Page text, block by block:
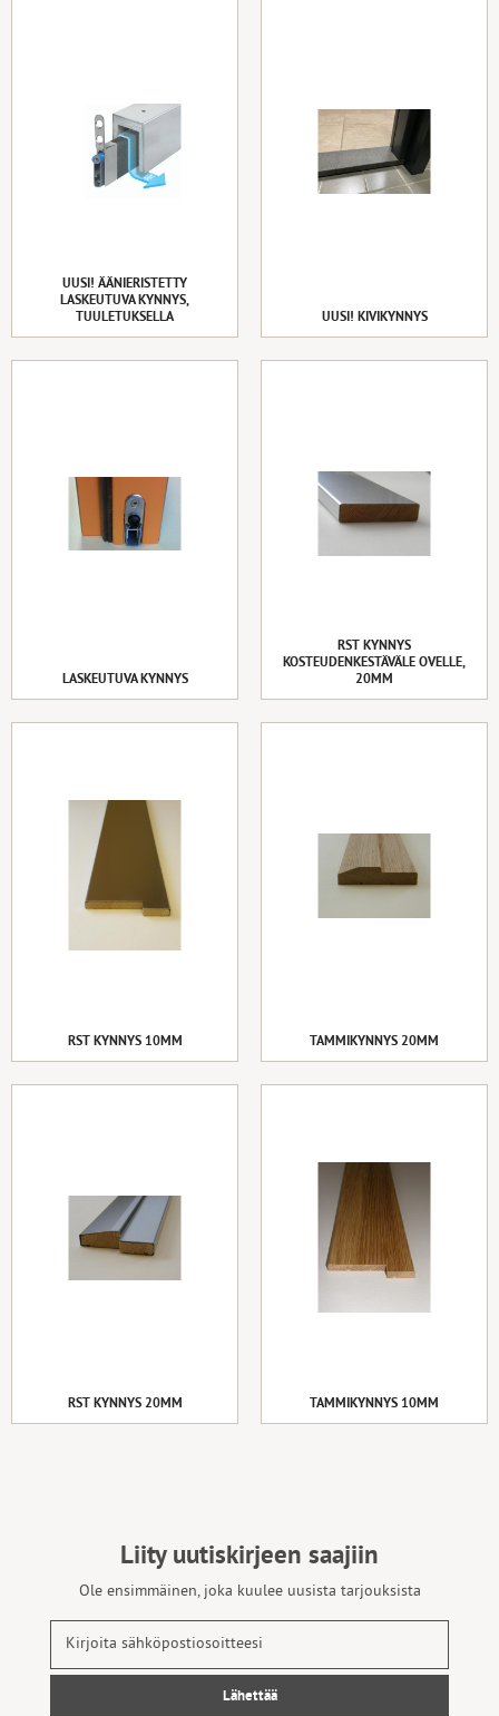
UUSI! ÄÄNIERISTETTY
LASKEUTUVA KYNNYS,
TUULETUKSELLA
UUSI! KIVIKYNNYS
LASKEUTUVA KYNNYS
RST KYNNYS
KOSTEUDENKESTÄVÄLE OVELLE,
20MM
RST KYNNYS 10MM TAMMIKYNNYS 20MM
RST KYNNYS 20MM TAMMIKYNNYS 10MM
Liity uutiskirjeen saajiin
Ole ensimmäinen, joka kuulee uusista tarjouksista